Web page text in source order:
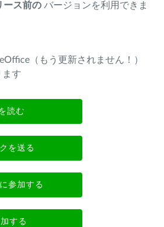
ース前の バージョンを利用できま
（もう更新されません！）
ます
読む
を送る
参加する
する